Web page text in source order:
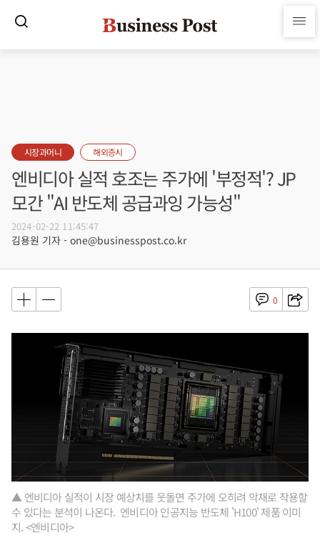
시장과머니 해외증시
엔비디아 실적 호조는 주가에 '부정적'? JP
모간 "AI 반도체 공급과잉 가능성"
2024-02-22 11:45:47
김용원 기자 - one@businesspost.co.kr
0
▲ 엔비디아 실적이 시장 예상치를 웃돌면 주가에 오히려 악재로 작용할
수 있다는 분석이 나온다. 엔비디아 인공지능 반도체 'H100' 제품 이미
지. <엔비디아>